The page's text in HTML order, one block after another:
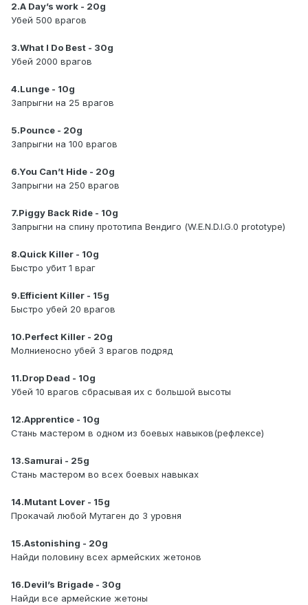
2.A Day’s work - 20g
Убей 500 врагов
3.What I Do Best - 30g
Убей 2000 врагов
4.Lunge - 10g
Запрыгни на 25 врагов
5.Pounce - 20g
Запрыгни на 100 врагов
6.You Can’t Hide - 20g
Запрыгни на 250 врагов
7.Piggy Back Ride - 10g
Запрыгни на спину прототипа Вендиго (W.E.N.D.I.G.0 prototype)
8.Quick Killer - 10g
Быстро убит 1 враг
9.Efficient Killer - 15g
Быстро убей 20 врагов
10.Perfect Killer - 20g
Молниеносно убей 3 врагов подряд
11.Drop Dead - 10g
Убей 10 врагов сбрасывая их с большой высоты
12.Apprentice - 10g
Стань мастером в одном из боевых навыков(рефлексе)
13.Samurai - 25g
Стань мастером во всех боевых навыках
14.Mutant Lover - 15g
Прокачай любой Мутаген до 3 уровня
15.Astonishing - 20g
Найди половину всех армейских жетонов
16.Devil’s Brigade - 30g
Найди все армейские жетоны